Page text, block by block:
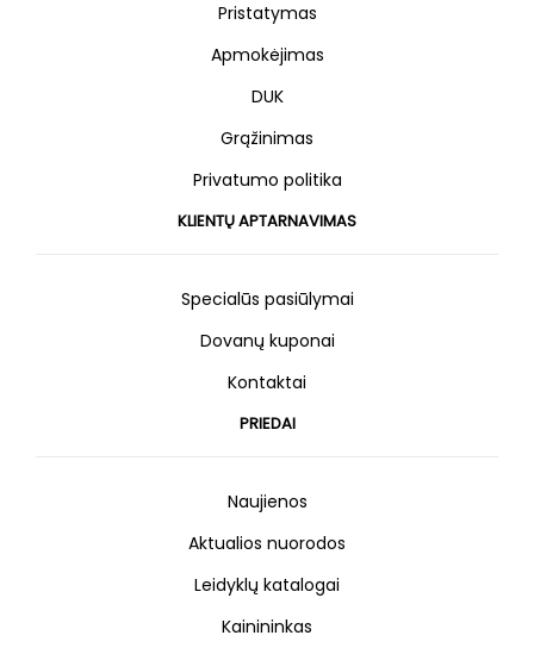
Pristatymas
Apmokėjimas
DUK
Grąžinimas
Privatumo politika
KLIENTŲ APTARNAVIMAS
Specialūs pasiūlymai
Dovanų kuponai
Kontaktai
PRIEDAI
Naujienos
Aktualios nuorodos
Leidyklų katalogai
Kainininkas